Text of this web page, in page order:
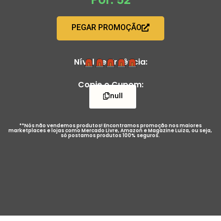
PEGAR PROMOÇÃO
Nível de Urgência:
Copie o Cupom:
null
**Nós não vendemos produtos! Encontramos promoção nos maiores
marketplaces e lojas como Mercado Livre, Amazon e Magazine Luiza, ou seja,
só postamos produtos 100% seguros.